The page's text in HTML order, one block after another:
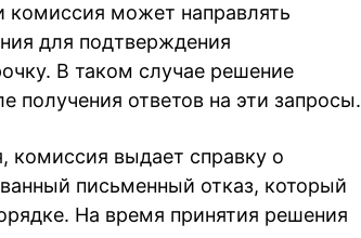
комиссия может направлять
для подтверждения
В таком случае решение
получения ответов на эти запросы.
комиссия выдает справку о
письменный отказ, который
На время принятия решения